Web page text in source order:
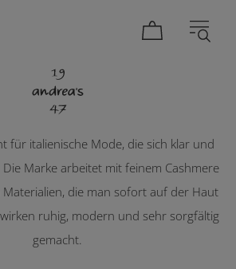
für italienische Mode, die sich klar und
Marke arbeitet mit feinem Cashmere
die man sofort auf der Haut
ruhig, modern und sehr sorgfältig
gemacht.
HERREN